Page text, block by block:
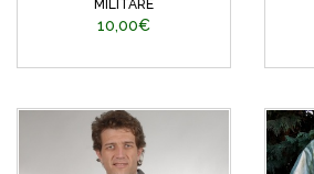
MILITARE
10,00€